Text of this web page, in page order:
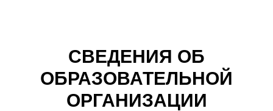
СВЕДЕНИЯ ОБ
ОБРАЗОВАТЕЛЬНОЙ
ОРГАНИЗАЦИИ